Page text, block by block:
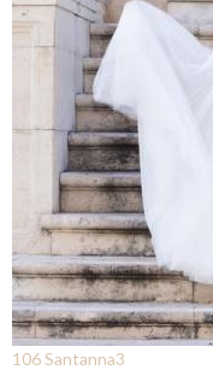
106 Santanna3